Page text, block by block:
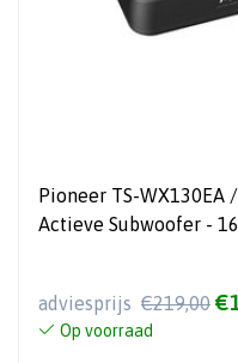
Pioneer TS-WX130EA
Actieve Subwoofer -
adviesprijs €219,00
Op voorraad